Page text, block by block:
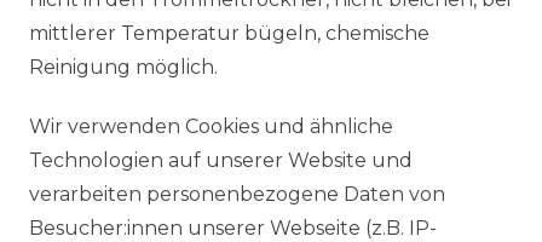
mittlerer Temperatur bügeln, chemische
Reinigung möglich.
Wir verwenden Cookies und ähnliche
Technologien auf unserer Website und
verarbeiten personenbezogene Daten von
Besucher:innen unserer Webseite (z.B. IP-